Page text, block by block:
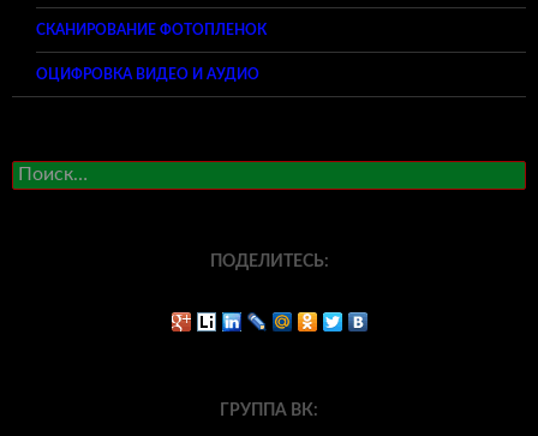
СКАНИРОВАНИЕ ФОТОПЛЕНОК
ОЦИФРОВКА ВИДЕО И АУДИО
Найти:
ПОДЕЛИТЕСЬ:
ГРУППА ВК: